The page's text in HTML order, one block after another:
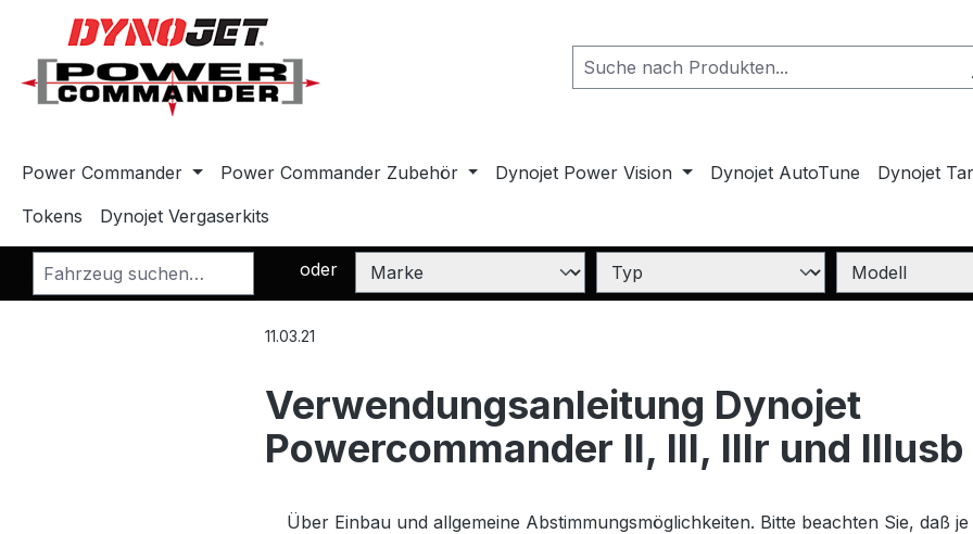
Hauptinhalt springen
Zur Suche springen
Zur Hauptnavigation springen
Power Commander Power Commander Zubehör Dynojet Power Vision Dynojet AutoTune
Dynojet
Tokens
Dynojet Vergaserkits
oder
11.03.21
Verwendungsanleitung Dynojet
Powercommander II, III, IIIr und
Über Einbau und allgemeine Abstimmungsmöglichkeiten. Bitte beachten Sie, daß